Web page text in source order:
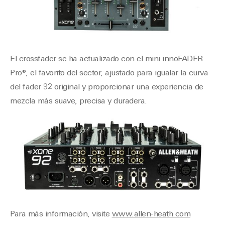
El crossfader se ha actualizado con el mini innoFADER
Pro®, el favorito del sector, ajustado para igualar la curva
del fader 92 original y proporcionar una experiencia de
mezcla más suave, precisa y duradera.
Para más información, visite www.allen-heath.com